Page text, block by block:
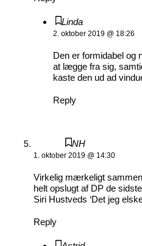
Linda
2. oktober 2019 @ 18:26
Den er formidabel og
at lægge fra sig,
kaste den ud ad
Reply
NH
1. oktober 2019 @ 14:30
Virkelig mærkeligt
helt opslugt af DP de
Siri Hustveds ‘Det jeg
Reply